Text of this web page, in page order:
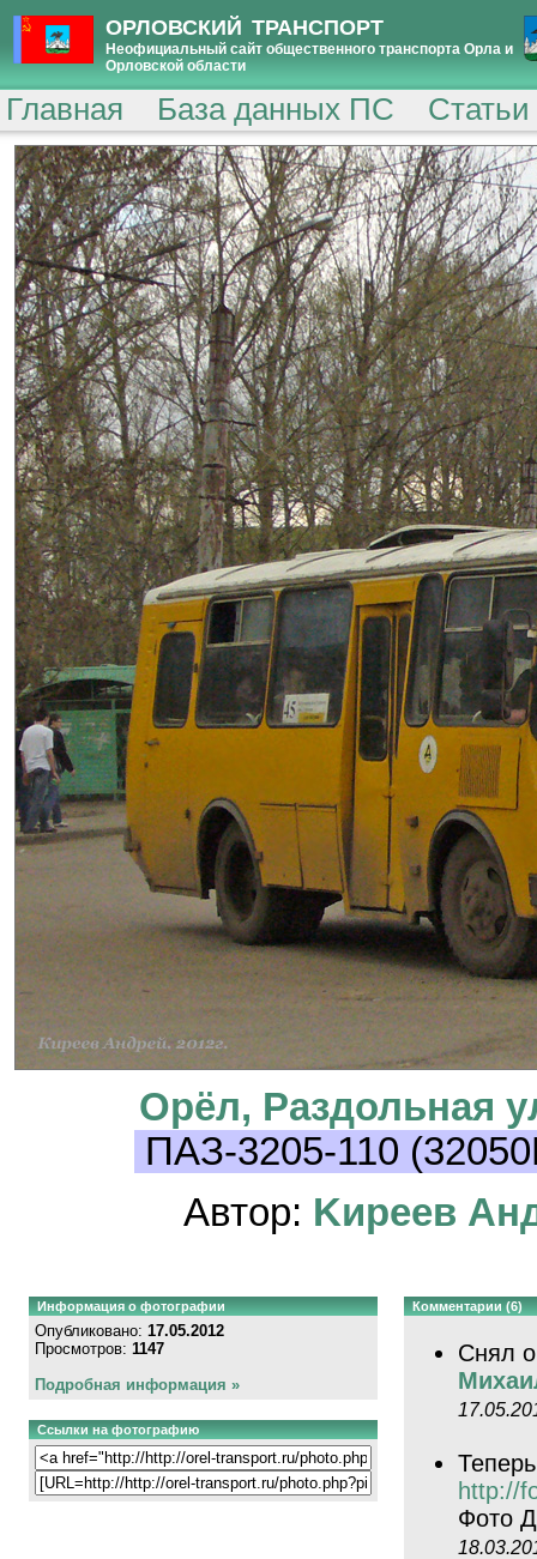
ОРЛОВСКИЙ ТРАНСПОРТ
Неофициальный сайт общественного транспорта Орла и
Орловской области
Главная База данных ПС
Орёл, Раздольная
ПАЗ-3205-110
Автор: Kиpeeв
Информация о фотографии
Опубликовано: 17.05.2012
Просмотров: 1147
Подробная информация »
Ссылки на фотографию
Комментарии (6)
Снял
http://
Фото